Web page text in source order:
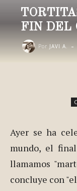
FIN DEL
Por JAVI A. -
Ayer se ha
mundo, el
llamamos
concluye con